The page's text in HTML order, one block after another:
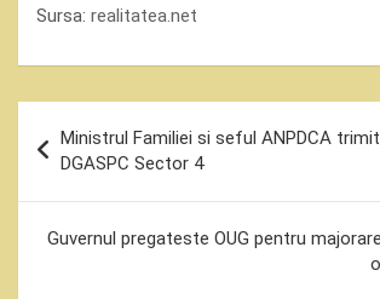
Sursa: realitatea.net
în
articole
Ministrul Familiei si seful ANPDCA
DGASPC Sector 4
Guvernul pregateste OUG pentru